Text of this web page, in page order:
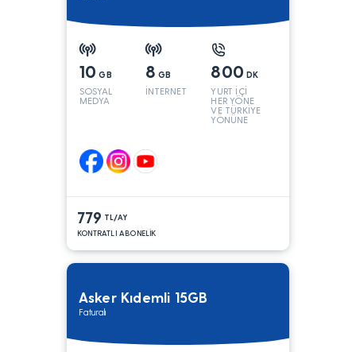
10 GB
SOSYAL
MEDYA
8 GB
İNTERNET
800 DK
YURT İÇİ
HER YÖNE
VE TÜRKİYE
YÖNÜNE
779 TL/AY
KONTRATLI ABONELİK
Asker Kıdemli 15GB
Faturalı